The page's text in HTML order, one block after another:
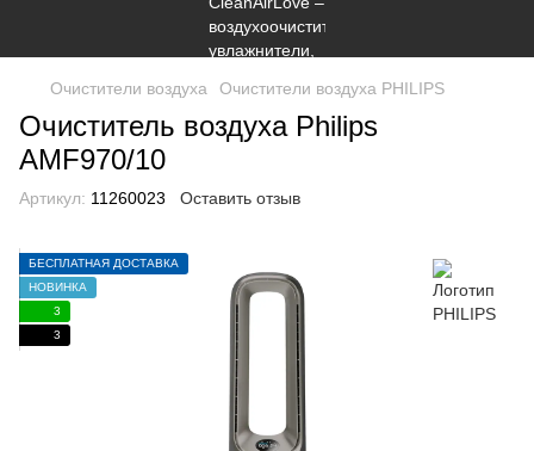
Очистители воздуха Очистители воздуха PHILIPS
Очиститель воздуха Philips
AMF970/10
Артикул: 11260023 Оставить отзыв
БЕСПЛАТНАЯ ДОСТАВКА
НОВИНКА
3
3